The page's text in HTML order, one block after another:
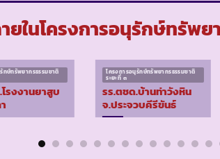
ยในโครงการอนุรักษ์ทรัพย
กษ์ทรัพยากรธรรมชาติ
รงงานยาสูบ
โครงการอนุรักษ์ทรัพยากรธรรมชาติ
ระยะที่ ๓
รร.ตชด.บ้านท่าวังหิน
จ.ประจวบคีรีขันธ์